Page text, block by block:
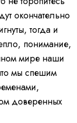
окончательно
тогда и
понимание,
мире наши
мы спешим
доверенных